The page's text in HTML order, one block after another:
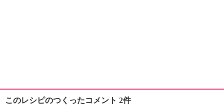
このレシピのつくったコメント 2件